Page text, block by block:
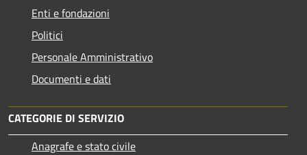
Enti e fondazioni
Politici
Personale Amministrativo
Documenti e dati
CATEGORIE DI SERVIZIO
Anagrafe e stato civile